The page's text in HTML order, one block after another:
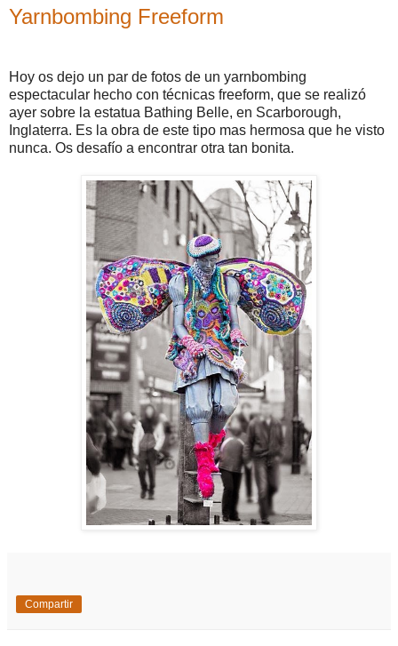
Yarnbombing Freeform
Hoy os dejo un par de fotos de un yarnbombing
espectacular hecho con técnicas freeform, que se realizó
ayer sobre la estatua Bathing Belle, en Scarborough,
Inglaterra. Es la obra de este tipo mas hermosa que he visto
nunca. Os desafío a encontrar otra tan bonita.
Compartir